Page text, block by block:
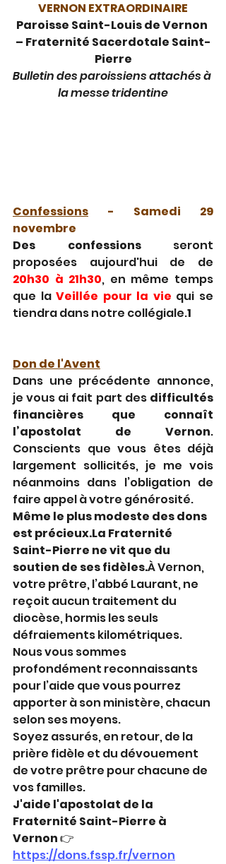
VERNON EXTRAORDINAIRE
Paroisse Saint-Louis de Vernon
– Fraternité Sacerdotale Saint-
Pierre
Bulletin des paroissiens attachés à
la messe tridentine
Confessions
- Samedi 29
novembre
Des confessions seront
proposées aujourd'hui de de
20h30 à 21h30, en même temps
que la Veillée pour la vie qui se
tiendra dans notre collégiale.1
Don de l'Avent
Dans une précédente annonce,
je vous ai fait part des difficultés
financières que connaît
l’apostolat de Vernon.
Conscients que vous êtes déjà
largement sollicités, je me vois
néanmoins dans l’obligation de
faire appel à votre générosité.
Même le plus modeste des dons
est précieux.La Fraternité
Saint-Pierre ne vit que du
soutien de ses fidèles.À Vernon,
votre prêtre, l’abbé Laurant, ne
reçoit aucun traitement du
diocèse, hormis les seuls
défraiements kilométriques.
Nous vous sommes
profondément reconnaissants
pour l’aide que vous pourrez
apporter à son ministère, chacun
selon ses moyens.
Soyez assurés, en retour, de la
prière fidèle et du dévouement
de votre prêtre pour chacune de
vos familles.
J'aide l'apostolat de la
Fraternité Saint-Pierre à
Vernon 👉
https://dons.fssp.fr/vernon